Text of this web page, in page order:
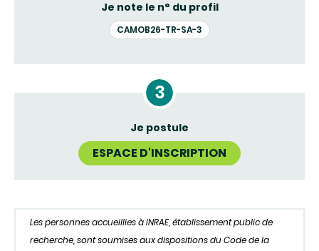
Je note le n° du profil
CAMOB26-TR-SA-3
Je postule
ESPACE D'INSCRIPTION
Les personnes accueillies à INRAE, établissement public de
recherche, sont soumises aux dispositions du Code de la